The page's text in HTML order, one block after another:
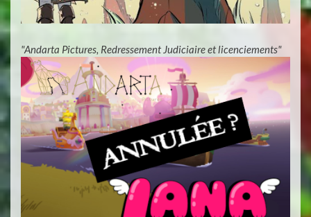
"Andarta Pictures, Redressement Judiciaire et licenciements"